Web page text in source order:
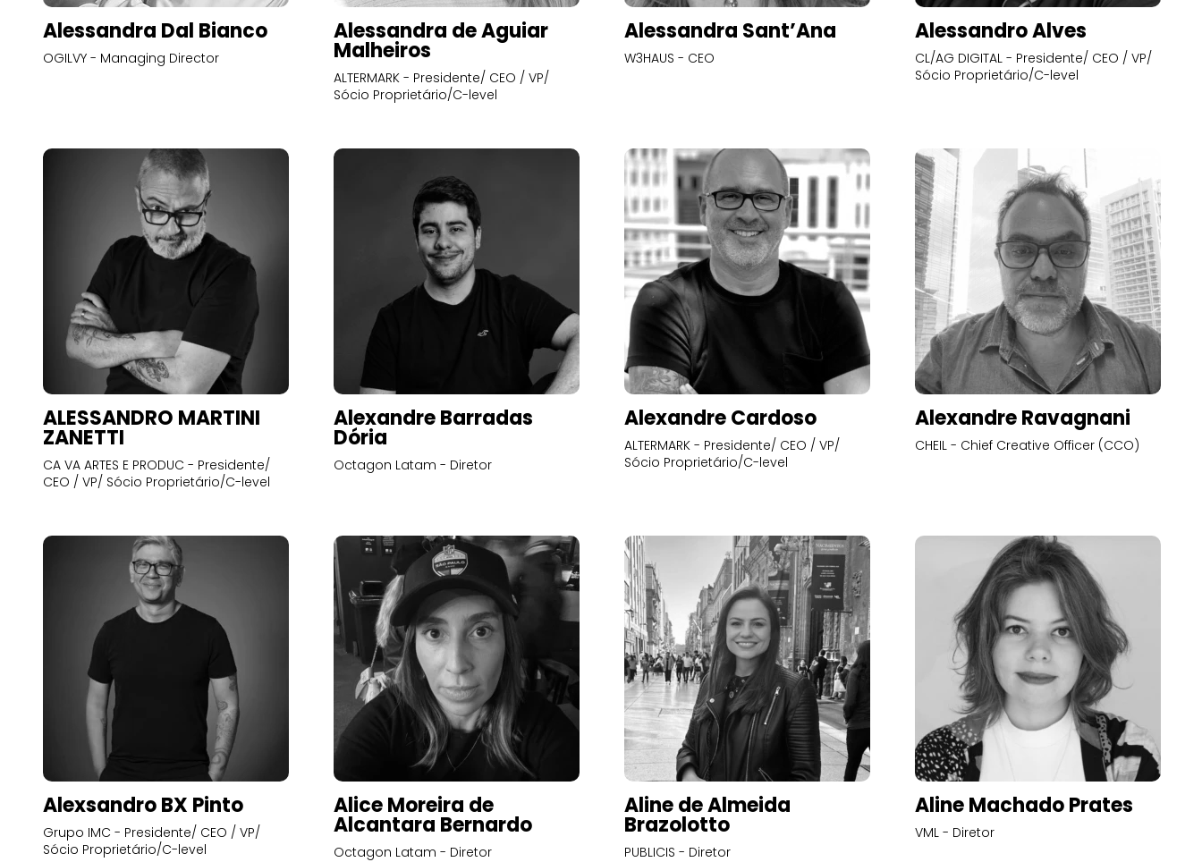
Alessandra Dal Bianco
OGILVY - Managing Director
Alessandra de Aguiar
Malheiros
ALTERMARK - Presidente/ CEO / VP/
Sócio Proprietário/C-level
Alessandra Sant’Ana
W3HAUS - CEO
Alessandro Alves
CL/AG DIGITAL - Presidente/ CEO / VP/
Sócio Proprietário/C-level
ALESSANDRO MARTINI
ZANETTI
CA VA ARTES E PRODUC - Presidente/
CEO / VP/ Sócio Proprietário/C-level
Alexandre Barradas
Dória
Octagon Latam - Diretor
Alexandre Cardoso
ALTERMARK - Presidente/ CEO / VP/
Sócio Proprietário/C-level
Alexandre Ravagnani
CHEIL - Chief Creative Officer (CCO)
Alexsandro BX Pinto
Grupo IMC - Presidente/ CEO / VP/
Sócio Proprietário/C-level
Alice Moreira de
Alcantara Bernardo
Octagon Latam - Diretor
Aline de Almeida
Brazolotto
PUBLICIS - Diretor
Aline Machado Prates
VML - Diretor